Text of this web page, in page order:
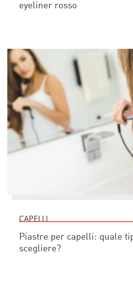
eyeliner rosso
CAPELLI
Piastre per capelli: quale
scegliere?